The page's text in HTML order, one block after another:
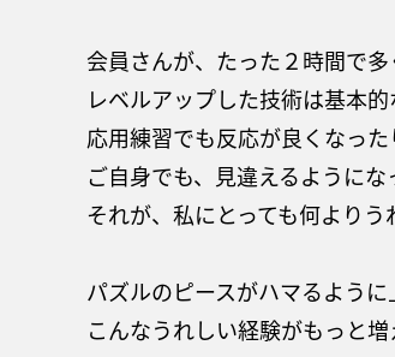
会員さんが、たった２時間で
レベルアップした技術は基本
応用練習でも反応が良くなった
ご自身でも、見違えるように
それが、私にとっても何より
パズルのピースがハマるよう
こんなうれしい経験がもっと